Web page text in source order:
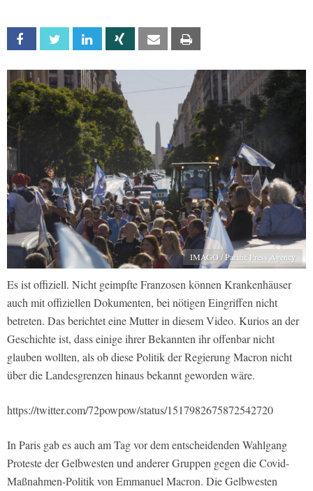
Facebook Twitter Linkedin Xing Email
IMAGO / Pacific Press Agency
Es ist offiziell. Nicht geimpfte Franzosen können Krankenhäuser
auch mit offiziellen Dokumenten, bei nötigen Eingriffen nicht
betreten. Das berichtet eine Mutter in diesem Video. Kurios an der
Geschichte ist, dass einige ihrer Bekannten ihr offenbar nicht
glauben wollten, als ob diese Politik der Regierung Macron nicht
über die Landesgrenzen hinaus bekannt geworden wäre.
https://twitter.com/72powpow/status/1517982675872542720
In Paris gab es auch am Tag vor dem entscheidenden Wahlgang
Proteste der Gelbwesten und anderer Gruppen gegen die Covid-
Maßnahmen-Politik von Emmanuel Macron. Die Gelbwesten